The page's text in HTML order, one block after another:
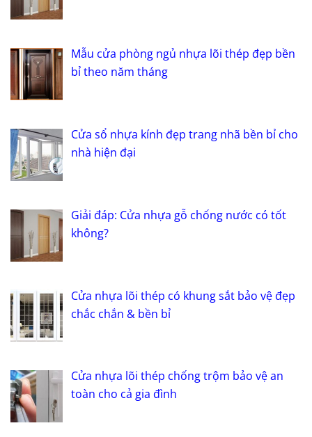
Mẫu cửa phòng ngủ nhựa lõi thép đẹp bền
bỉ theo năm tháng
Cửa sổ nhựa kính đẹp trang nhã bền bỉ cho
nhà hiện đại
Giải đáp: Cửa nhựa gỗ chống nước có tốt
không?
Cửa nhựa lõi thép có khung sắt bảo vệ đẹp
chắc chắn & bền bỉ
Cửa nhựa lõi thép chống trộm bảo vệ an
toàn cho cả gia đình